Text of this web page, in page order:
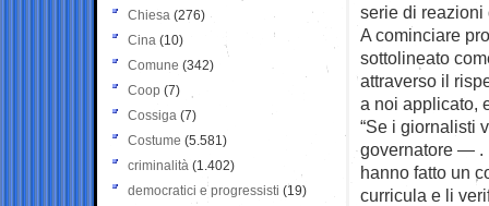
serie di reazioni
A cominciare
sottolineato
attraverso il
a noi applicato,
“Se i giornalisti
governatore — .
hanno fatto un
curricula e li
Chiesa (276)
Cina (10)
Comune (342)
Coop (7)
Cossiga (7)
Costume (5.581)
criminalità (1.402)
democratici e progressisti (19)